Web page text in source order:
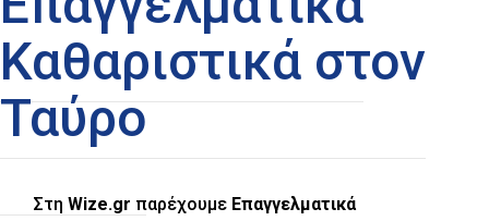
Καθαριστικά στον
Ταύρο
Στη Wize.gr παρέχουμε Επαγγελματικά